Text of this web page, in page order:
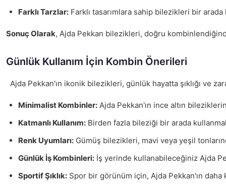
Farklı Tarzlar: Farklı tasarımlara sahip bilezikleri bir
Sonuç Olarak, Ajda Pekkan bilezikleri, doğru
Günlük Kullanım İçin Kombin Önerileri
Ajda Pekkan'ın ikonik bilezikleri, günlük hayatta şıklığı ve
Minimalist Kombinler: Ajda Pekkan'ın ince altın
Katmanlı Kullanım: Birden fazla bileziği bir arada
Renk Uyumları: Gümüş bilezikleri, mavi veya yeşil
Günlük İş Kombinleri: İş yerinde kullanabileceğiniz Ajda
Sportif Şıklık: Spor bir görünüm için, Ajda Pekkan'ın